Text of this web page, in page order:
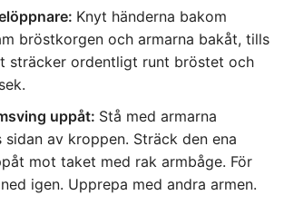
Knyt händerna bakom
bröstkorgen och armarna bakåt, tills
sträcker ordentligt runt bröstet och
uppåt: Stå med armarna
sidan av kroppen. Sträck den ena
mot taket med rak armbåge. För
igen. Upprepa med andra armen.